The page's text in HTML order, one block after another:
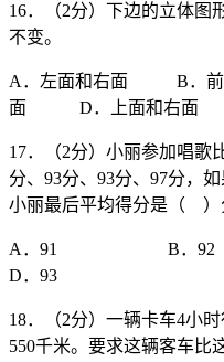
16．（2分）下边的立体
不变。
A．左面和右面 B．
面 D．上面和右面
17．（2分）小丽参加唱歌
分、93分、93分、97分，
小丽最后平均得分是（ ）
A．91 B
D．93
18．（2分）一辆卡车4小
550千米。要求这辆客车比